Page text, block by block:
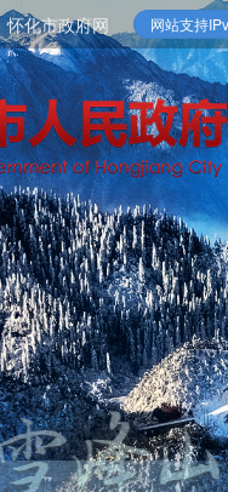
怀化市政府网 网站支持